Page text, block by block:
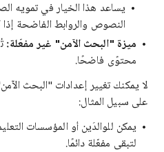
يساعد هذا الخيار في تمويه
النصوص والروابط الفاضحة
ميزة "البحث الآمن" غير مفعّلة:
محتوًى فاضحًا.
لا يمكنك تغيير إعدادات "البحث
على سبيل المثال:
يمكن للوالدَين أو المؤسسات
لتبقى مفعّلة دائمًا.